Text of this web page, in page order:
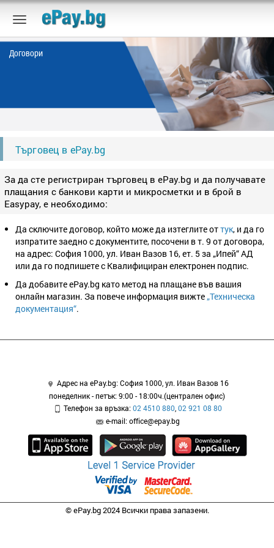
Договори
Търговец в ePay.bg
За да сте регистриран търговец в ePay.bg и да получавате
плащания с банкови карти и микросметки и в брой в
Easypay, е необходимо:
Да сключите договор, който може да изтеглите оттук, и да го
изпратите заедно с документите, посочени в т. 9 от договора,
на адрес: София 1000, ул. Иван Вазов 16, ет. 5 за „Ипей“ АД
или да го подпишете с Квалифициран електронен подпис.
Да добавите ePay.bg като метод на плащане във вашия
онлайн магазин. За повече информация вижте „Техническа
документация“.
Адрес на ePay.bg: София 1000, ул. Иван Вазов 16
понеделник - петък: 9:00 - 18:00ч.(централен офис)
Телефон за връзка:02 4510 880 02 921 08 80
e-mail: office@epay.bg
© ePay.bg 2024 Всички права запазени.